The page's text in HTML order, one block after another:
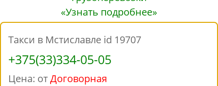
«Узнать подробнее»
Такси в Мстиславле id 19707
+375(33)334-05-05
Цена: отДоговорная